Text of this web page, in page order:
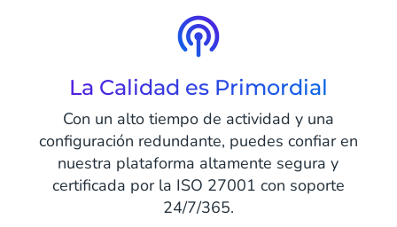
La Calidad es Primordial
Con un alto tiempo de actividad y una
configuración redundante, puedes confiar en
nuestra plataforma altamente segura y
certificada por la ISO 27001 con soporte
24/7/365.